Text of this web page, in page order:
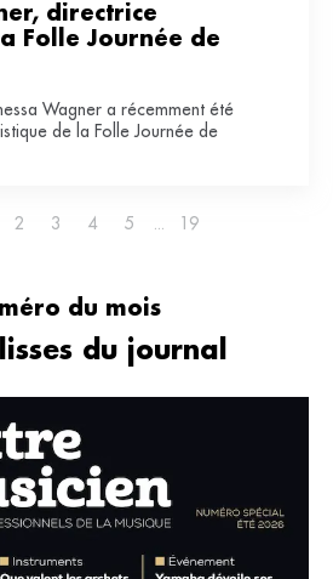
directrice
Folle Journée de
Wagner a récemment été
de la Folle Journée de
2 3 4 5 19
du mois
du journal